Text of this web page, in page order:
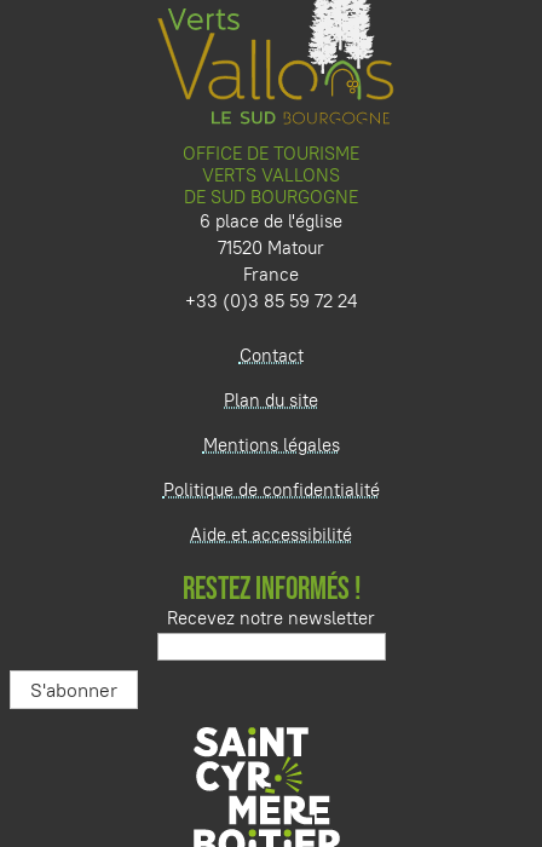
OFFICE DE TOURISME
VERTS VALLONS
DE SUD BOURGOGNE
6 place de l'église
71520 Matour
France
+33 (0)3 85 59 72 24
Contact
Plan du site
Mentions légales
Politique de confidentialité
Aide et accessibilité
RESTEZ INFORMÉS !
Recevez notre newsletter